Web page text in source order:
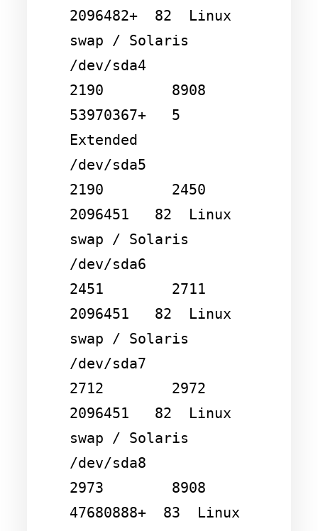
2096482+  82  Linux
swap / Solaris
/dev/sda4
2190        8908
53970367+   5
Extended
/dev/sda5
2190        2450
2096451   82  Linux
swap / Solaris
/dev/sda6
2451        2711
2096451   82  Linux
swap / Solaris
/dev/sda7
2712        2972
2096451   82  Linux
swap / Solaris
/dev/sda8
2973        8908